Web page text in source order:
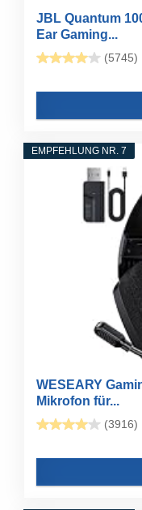
JBL Quantum
Ear Gaming...
(5745)
EMPFEHLUNG NR. 7
WESEARY
Mikrofon für...
(3916)